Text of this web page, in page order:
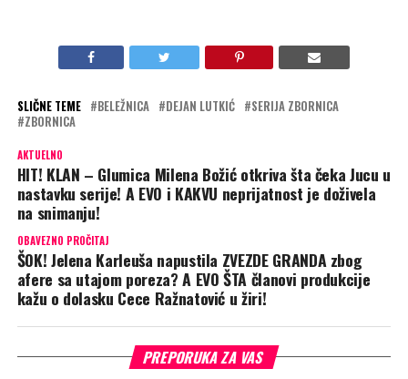
SLIČNE TEME BELEŽNICA DEJAN LUTKIĆ
SERIJA ZBORNICA
ZBORNICA
AKTUELNO
HIT! KLAN – Glumica Milena Božić otkriva šta čeka Jucu u
nastavku serije! A EVO i KAKVU neprijatnost je doživela
na snimanju!
OBAVEZNO PROČITAJ
ŠOK! Jelena Karleuša napustila ZVEZDE GRANDA zbog
afere sa utajom poreza? A EVO ŠTA članovi produkcije
kažu o dolasku Cece Ražnatović u žiri!
PREPORUKA ZA VAS